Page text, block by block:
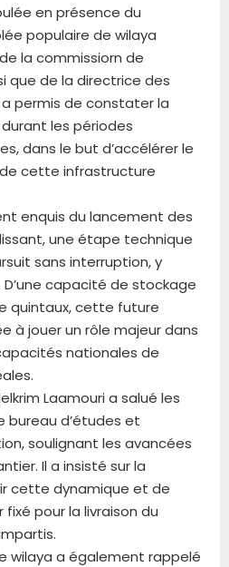
en présence du
populaire de wilaya
la commissiorn de
que de la directrice des
a permis de constater la
les périodes
dans le but d’accélérer le
cette infrastructure
enquis du lancement des
une étape technique
sans interruption, y
capacité de stockage
quintaux, cette future
à jouer un rôle majeur dans
nationales de
Laamouri a salué les
bureau d’études et
soulignant les avancées
Il a insisté sur la
cette dynamique et de
pour la livraison du
wilaya a également rappelé